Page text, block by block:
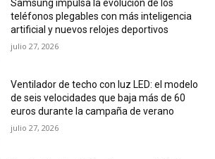
Samsung impulsa la evolución de los
teléfonos plegables con más inteligencia
artificial y nuevos relojes deportivos
julio 27, 2026
Ventilador de techo con luz LED: el modelo
de seis velocidades que baja más de 60
euros durante la campaña de verano
julio 27, 2026